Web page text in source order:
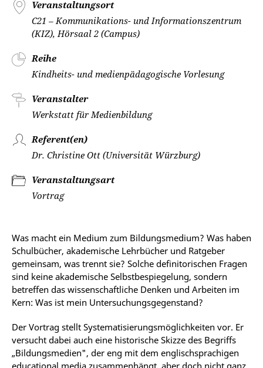
Veranstaltungsort
C21 – Kommunikations- und Informationszentrum
(KIZ), Hörsaal 2 (Campus)
Reihe
Kindheits- und medienpädagogische Vorlesung
Veranstalter
Werkstatt für Medienbildung
Referent(en)
Dr. Christine Ott (Universität Würzburg)
Veranstaltungsart
Vortrag
Was macht ein Medium zum Bildungsmedium? Was haben
Schulbücher, akademische Lehrbücher und Ratgeber
gemeinsam, was trennt sie? Solche definitorischen Fragen
sind keine akademische Selbstbespiegelung, sondern
betreffen das wissenschaftliche Denken und Arbeiten im
Kern: Was ist mein Untersuchungsgegenstand?
Der Vortrag stellt Systematisierungsmöglichkeiten vor. Er
versucht dabei auch eine historische Skizze des Begriffs
„Bildungsmedien", der eng mit dem englischsprachigen
educational media zusammenhängt, aber doch nicht ganz